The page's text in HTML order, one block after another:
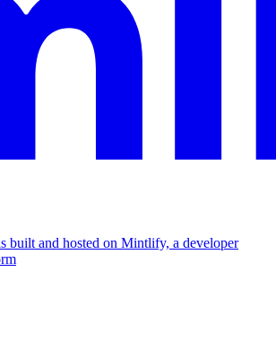
built and hosted on Mintlify, a developer